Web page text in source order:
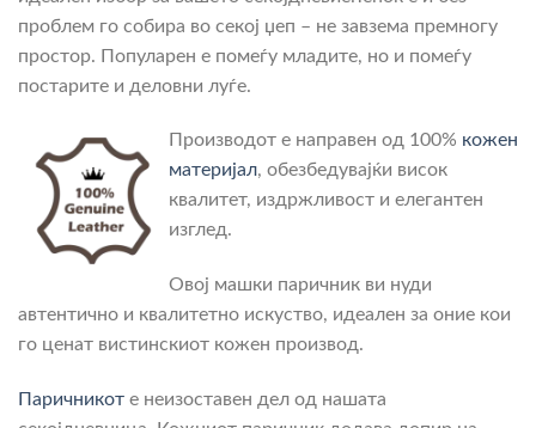
проблем го собира во секој џеп – не завзема премногу
простор. Популарен е помеѓу младите, но и помеѓу
постарите и деловни луѓе.
Производот е направен од 100% кожен
материјал, обезбедувајќи висок
квалитет, издржливост и елегантен
изглед.
Овој машки паричник ви нуди
автентично и квалитетно искуство, идеален за оние кои
го ценат вистинскиот кожен производ.
Паричникот е неизоставен дел од нашата